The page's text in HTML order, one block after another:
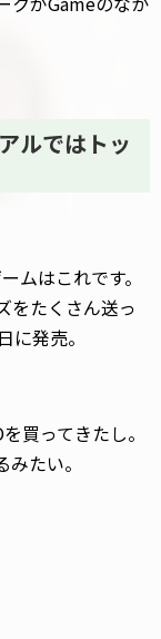
ルではトッ
ムはこれです。
をたくさん送っ
発売。
買ってきたし。
たい。